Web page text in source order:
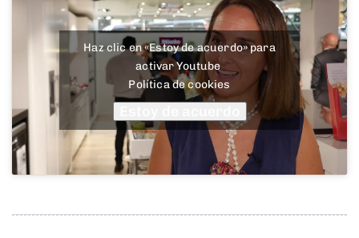
Haz clic en «Estoy de acuerdo» para
activar Youtube
Política de cookies